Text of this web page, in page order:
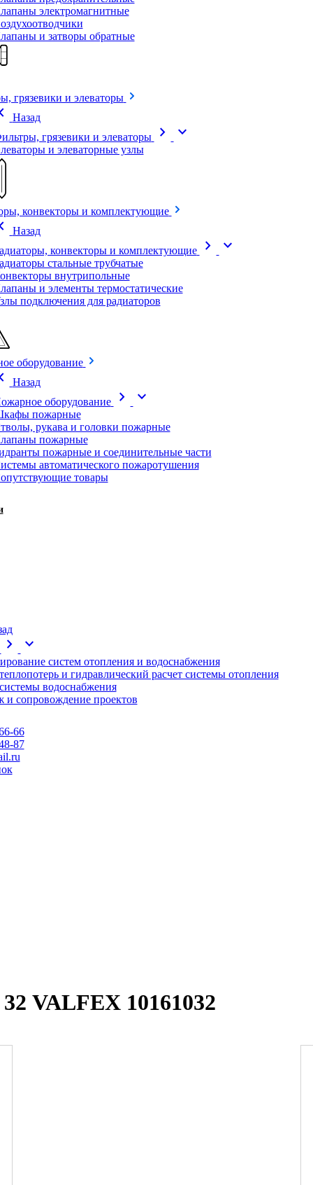
электромагнитные
и затворы обратные
грязевики и элеваторы
Назад
грязевики и элеваторы
chevron_right expand_more
и элеваторные узлы
конвекторы и комплектующие
Назад
конвекторы и комплектующие
chevron_right expand_more
стальные трубчатые
внутрипольные
и элементы термостатические
подключения для радиаторов
оборудование
Назад
оборудование
chevron_right expand_more
пожарные
рукава и головки пожарные
пожарные
пожарные и соединительные части
автоматического пожаротушения
товары
chevron_right expand_more
систем отопления и водоснабжения
и гидравлический расчет системы отопления
водоснабжения
и сопровождение проектов
66
87
VALFEX 10161032